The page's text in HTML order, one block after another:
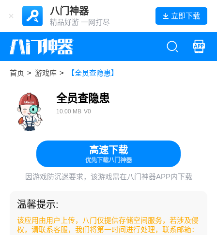
八门神器
精品好游 一网打尽
立即下载
首页 > 游戏库 > 【全员查隐患】
全员查隐患
10.00 MB V0
高速下载
优先下载八门神器
因游戏防沉迷要求，该游戏需在八门神器APP内下载
温馨提示:
该应用由用户上传，八门仅提供存储空间服务，若涉及侵
权，请联系客服，我们将第一时间进行处理，联系邮箱：